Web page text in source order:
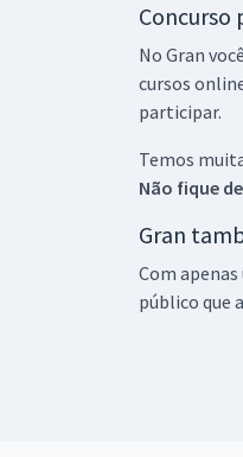
Concurso
No Gran
cursos
participar.
Temos
Não fique
Gran
Com
público que